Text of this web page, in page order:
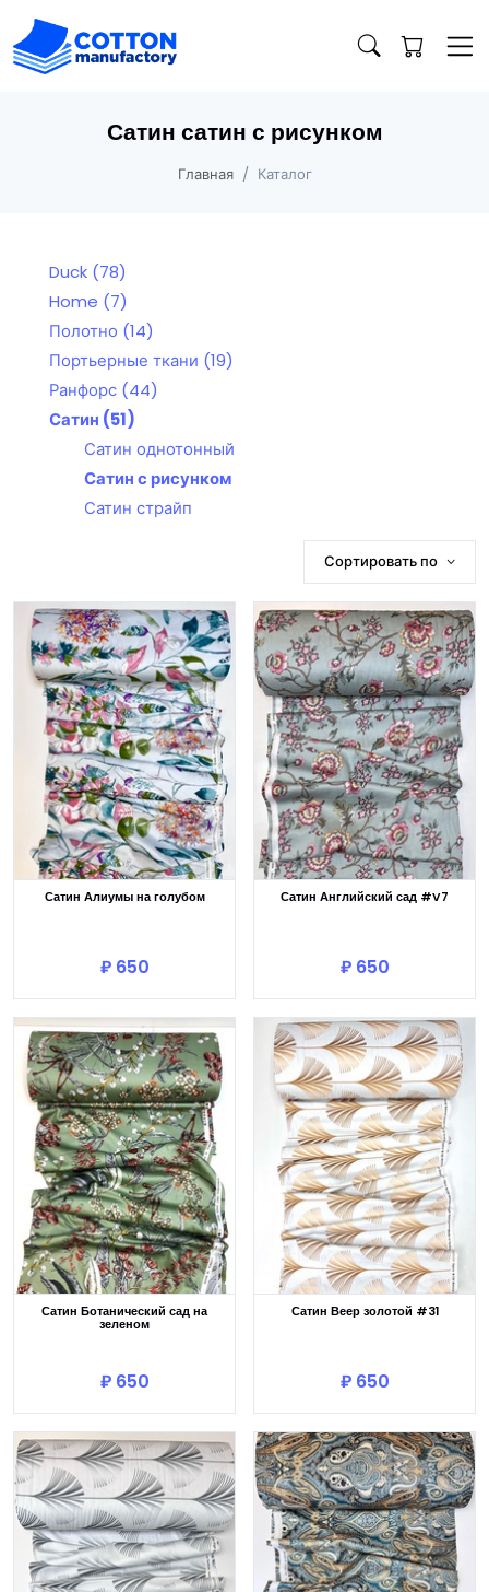
Сатин сатин с рисунком
Главная Каталог
Duck (78)
Home (7)
Полотно (14)
Портьерные ткани (19)
Ранфорс (44)
Сатин (51)
Сатин однотонный
Сатин с рисунком
Сатин страйп
Сортировать по
Сатин Алиумы на голубом
₽ 650
Сатин Английский сад #V7
₽ 650
Сатин Ботанический сад на
зеленом
₽ 650
Сатин Веер золотой #31
₽ 650